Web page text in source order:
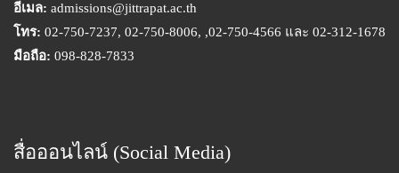
อีเมล: admissions@jittrapat.ac.th
โทร: 02-750-7237, 02-750-8006, ,02-750-4566 และ 02-312-1678
มือถือ: 098-828-7833
สื่อออนไลน์ (Social Media)